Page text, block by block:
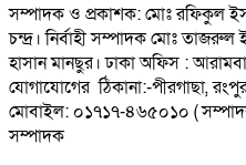
সম্পাদক ও প্রকাশক: মোঃ রফিকুল
চন্দ্র। নির্বাহী সম্পাদক মোঃ
হাসান মানছুর। ঢাকা অফিস :
যোগাযোগের ঠিকানা:-পীরগাছা‌,
মোবাইল: ০১৭১৭-৪৬৫০১০ (
সম্পাদক